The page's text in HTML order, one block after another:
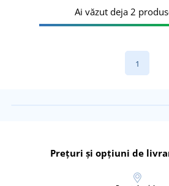
Ai văzut deja 2
1
Prețuri și opțiuni de